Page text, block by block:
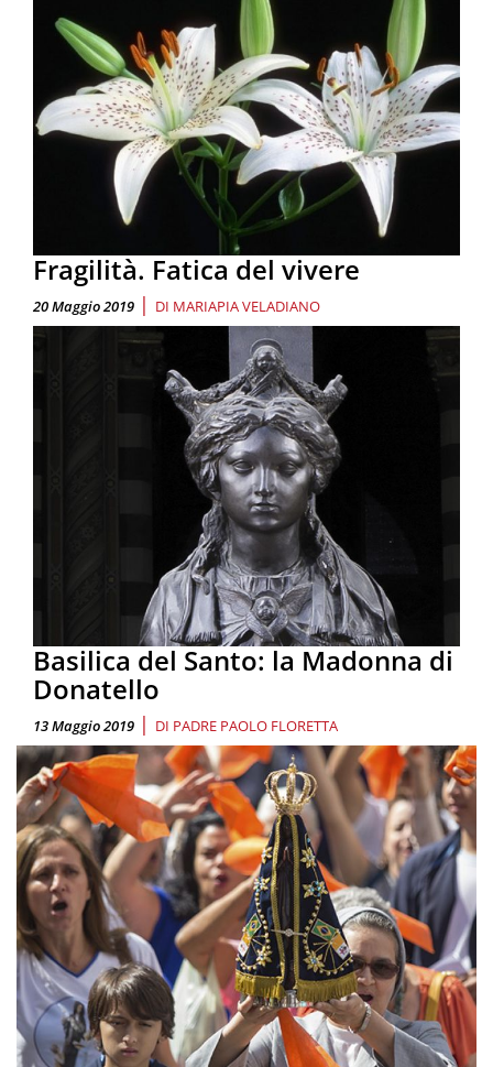
Fragilità. Fatica del vivere
20 Maggio 2019 | DI MARIAPIA VELADIANO
Basilica del Santo: la Madonna di
Donatello
13 Maggio 2019 | DI PADRE PAOLO FLORETTA